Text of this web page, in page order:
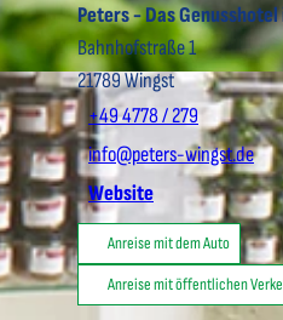
Peters - Das
Bahnhofstraße 1
21789Wingst
+49 4778 / 279
info@peters-wingst.de
Website
Anreise mit dem Auto
Anreise mit öffentlichen